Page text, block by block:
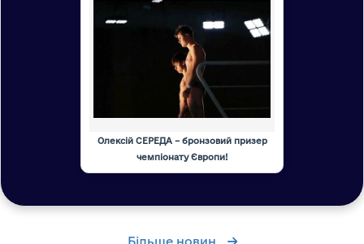
Олексій СЕРЕДА – бронзовий призер
чемпіонату Європи!
Більше новин